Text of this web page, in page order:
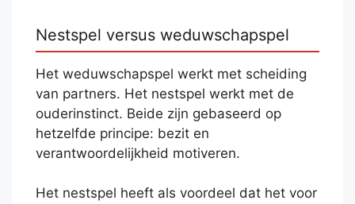
Nestspel versus weduwschapspel
Het weduwschapspel werkt met scheiding
van partners. Het nestspel werkt met de
ouderinstinct. Beide zijn gebaseerd op
hetzelfde principe: bezit en
verantwoordelijkheid motiveren.
Het nestspel heeft als voordeel dat het voor